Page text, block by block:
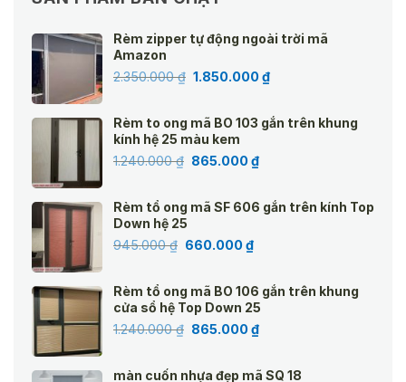
Rèm zipper tự động ngoài trời mã
Amazon
2.350.000₫ Giá
2.350.000 ₫.
1.850.000₫Giá
là:
Rèm to ong mã BO 103 gắn trên khung
kính hệ 25 màu kem
1.240.000₫ Giá
1.240.000 ₫.
865.000₫Giá
là:
Rèm tổ ong mã SF 606 gắn trên kính Top
Down hệ 25
945.000₫ Giá
945.000 ₫.
660.000₫Giá
là:
660.000 ₫.
Rèm tổ ong mã BO 106 gắn trên khung
cửa sổ hệ Top Down 25
1.240.000₫ Giá
865.000₫Giá
màn cuốn nhựa đẹp mã SQ 18